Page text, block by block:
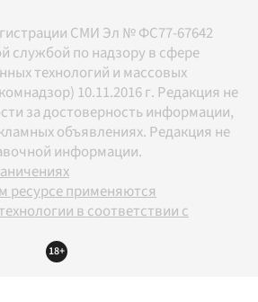
СМИ Эл № ФС77-67642
службой по надзору в сфере
технологий и массовых
10.11.2016 г. Редакция не
за достоверность информации,
объявлениях. Редакция не
информации.
ресурсе применяются
в соответствии с
18+